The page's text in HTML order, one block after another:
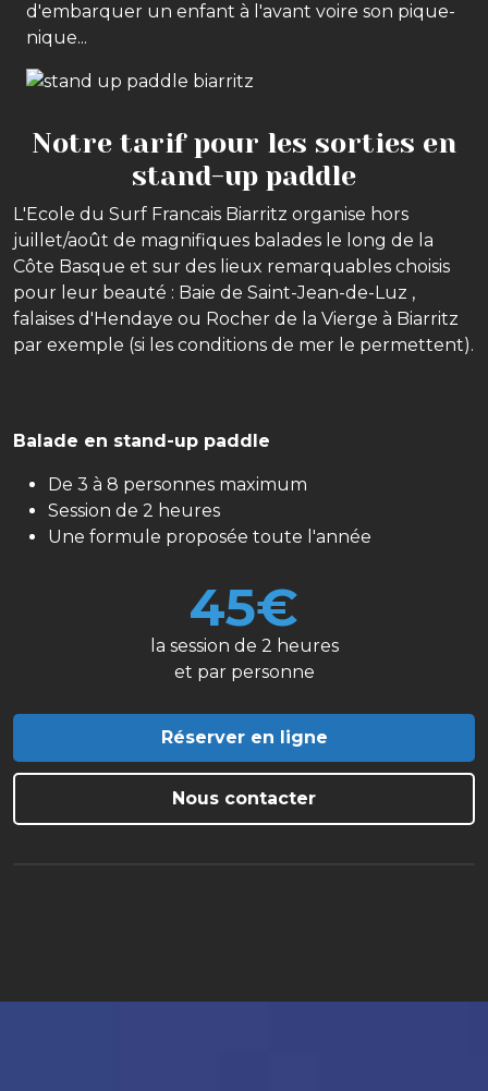
d'embarquer un enfant à l'avant voire son pique-
nique...
Previous
Notre tarif pour les sorties en
stand-up paddle
L'Ecole du Surf Francais Biarritz organise hors
juillet/août de magnifiques balades le long de la
Côte Basque et sur des lieux remarquables choisis
pour leur beauté : Baie de Saint-Jean-de-Luz ,
falaises d'Hendaye ou Rocher de la Vierge à Biarritz
par exemple (si les conditions de mer le permettent).
Balade en stand-up paddle
De 3 à 8 personnes maximum
Session de 2 heures
Une formule proposée toute l'année
45€
la session de 2 heures
et par personne
Réserver en ligne
Nous contacter